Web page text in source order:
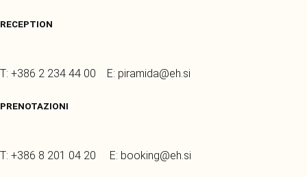
RECEPTION
T: +386 2 234 44 00 E: piramida@eh.si
PRENOTAZIONI
T: +386 8 201 04 20 E: booking@eh.si